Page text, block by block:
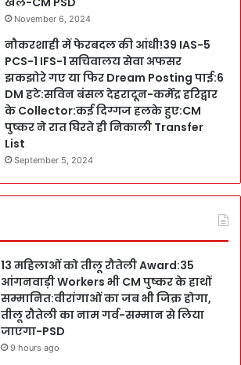
November 6, 2024
नौकरशाही में फेरबदल की आंधी!39 IAS-5
PCS-1 IFS-1 सचिवालय सेवा अफसर
झकझोरे गए या फिर Dream Posting पाई:6
DM हटे:सविन बंसल देहरादून-कर्मेंद्र हरिद्वार
के Collector:कई दिग्गज हलके हुए:CM
पुष्कर ने रात घिरते ही निकाली Transfer
List
September 5, 2024
13 महिलाओं को तीलू रौतेली Award:35
आंगनवाड़ी Workers भी CM पुष्कर के हाथों
सम्मानित:वीरांगाओं का जब भी जिक्र होगा,
तीलू रौतेली का नाम गर्व-सम्मान से लिया
जाएगा-PSD
9 hours ago